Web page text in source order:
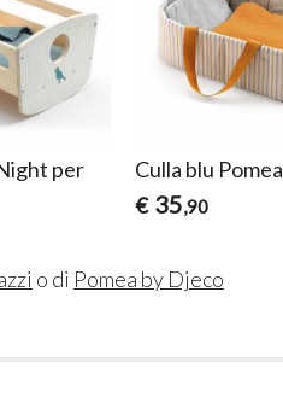
per
Culla blu Pomea
€ 35,90
o di Pomea by Djeco